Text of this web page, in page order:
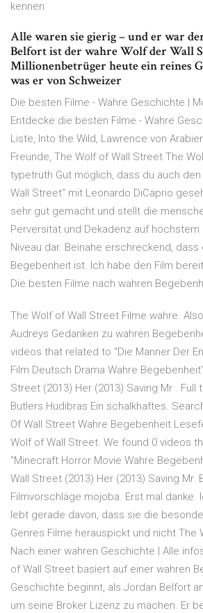
kennen
Alle waren sie gierig – und er war
Belfort ist der wahre Wolf der Wall
Millionenbetrüger heute ein reines
was er von Schweizer
Die besten Filme - Wahre Geschichte |
Entdecke die besten Filme - Wahre
Liste, Into the Wild, Lawrence von
Freunde, The Wolf of Wall Street The
typetruth Gut möglich, dass du auch den
Wall Street“ mit Leonardo DiCaprio
sehr gut gemacht und stellt die
Perversität und Dekadenz auf
Niveau dar. Beinahe erschreckend,
Begebenheit ist. Ich habe den Film
Die besten Filme nach wahren
The Wolf of Wall Street Filme wahre.
Audreys Gedanken zu wahren
videos that related to "Die Manner Der
Film Deutsch Drama Wahre
Street (2013) Her (2013) Saving Mr . Full
Butlers Hudibras Ein schalkhaftes.
Of Wall Street Wahre Begebenheit
Wolf of Wall Street. We found 0 videos
"Minecraft Horror Movie Wahre
Wall Street (2013) Her (2013) Saving Mr.
Filmvorschläge mojoba. Erst mal danke.
lebt gerade davon, dass sie die
Genres Filme herauspickt und nicht The
Nach einer wahren Geschichte | Alle
of Wall Street basiert auf einer wahren
Geschichte beginnt, als Jordan Belfort
um seine Broker Lizenz zu machen. Er